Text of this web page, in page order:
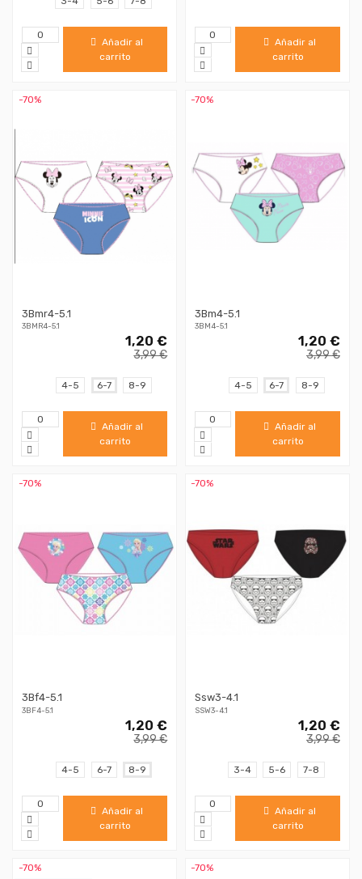
Añadir al
carrito
Añadir al
carrito
-70%
3Bmr4-5.1
3BMR4-5.1
1,20 €
3,99 €
4-5 6-7 8-9
Añadir al
carrito
-70%
3Bm4-5.1
3BM4-5.1
1,20 €
3,99 €
4-5 6-7 8-9
Añadir al
carrito
-70%
3Bf4-5.1
3BF4-5.1
1,20 €
3,99 €
4-5 6-7 8-9
Añadir al
carrito
-70%
Ssw3-4.1
SSW3-4.1
1,20 €
3,99 €
3-4 5-6 7-8
Añadir al
carrito
-70%
-70%